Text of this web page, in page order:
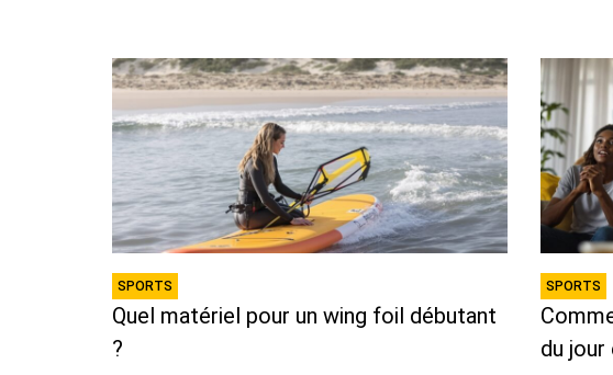
SPORTS
Quel matériel pour un wing foil débutant
?
SPORTS
du jour